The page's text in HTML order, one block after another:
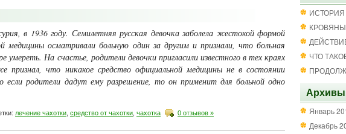
в 1936 году. Семилетняя русская девочка заболела жестокой формой
медицины осматри­вали больную один за другим и признали, что больная
умереть. На сча­стье, родители девочки пригласили известного в тех краях
признал, что никакое средство официальной медицины не в состоя­нии
если родители дадут ему разрешение, то он применит для больной одно
лечение чахотки средство от чахотки чахотка 0 отзывов »
ЧТО
Архивы
Январь
Декабрь